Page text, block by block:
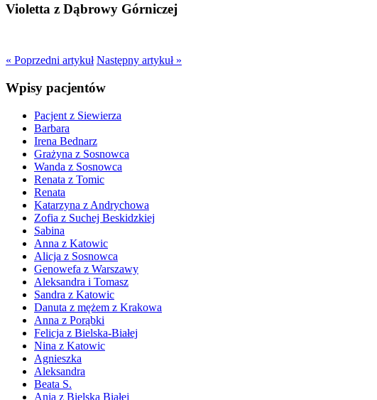
Violetta z Dąbrowy Górniczej
« Poprzedni artykuł Następny artykuł »
Wpisy pacjentów
Pacjent z Siewierza
Barbara
Irena Bednarz
Grażyna z Sosnowca
Wanda z Sosnowca
Renata z Tomic
Renata
Katarzyna z Andrychowa
Zofia z Suchej Beskidzkiej
Sabina
Anna z Katowic
Alicja z Sosnowca
Genowefa z Warszawy
Aleksandra i Tomasz
Sandra z Katowic
Danuta z mężem z Krakowa
Anna z Porąbki
Felicja z Bielska-Białej
Nina z Katowic
Agnieszka
Aleksandra
Beata S.
Ania z Bielska Białej